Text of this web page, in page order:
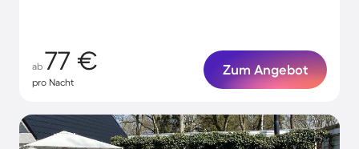
ab 77 €
pro Nacht
Zum Angebot